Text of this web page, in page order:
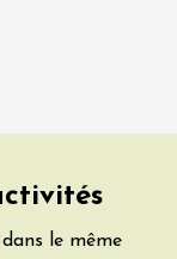
le même